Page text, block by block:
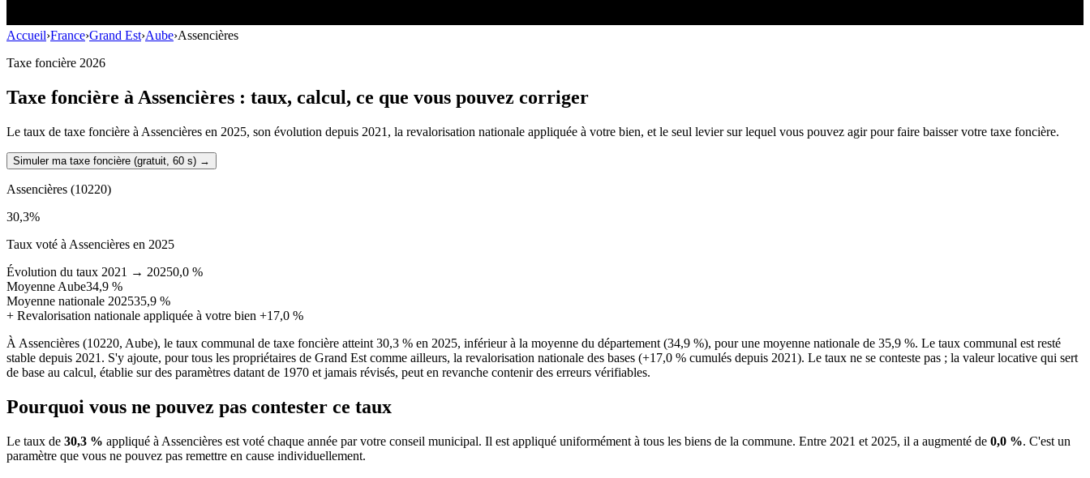
Accueil›France›Grand Est›Aube›Assencières
Taxe foncière 2026
Taxe foncière à Assencières : taux, calcul, ce que vous pouvez corriger
Le taux de taxe foncière à Assencières en 2025, son évolution depuis 2021, la revalorisation nationale appliquée à votre bien, et le seul levier sur lequel vous pouvez agir pour faire baisser votre taxe foncière.
Simuler ma taxe foncière (gratuit, 60 s) →
Assencières (10220)
30,3%
Taux voté à Assencières en 2025
Évolution du taux 2021 → 20250,0 %
Moyenne Aube34,9 %
Moyenne nationale 202535,9 %
+ Revalorisation nationale appliquée à votre bien +17,0 %
À Assencières (10220, Aube), le taux communal de taxe foncière atteint 30,3 % en 2025, inférieur à la moyenne du département (34,9 %), pour une moyenne nationale de 35,9 %. Le taux communal est resté
stable depuis 2021. S'y ajoute, pour tous les propriétaires de Grand Est comme ailleurs, la revalorisation nationale des bases (+17,0 % cumulés depuis 2021). Le taux ne se conteste pas ; la valeur locative qui sert
de base au calcul, établie sur des paramètres datant de 1970 et jamais révisés, peut en revanche contenir des erreurs vérifiables.
Pourquoi vous ne pouvez pas contester ce taux
Le taux de 30,3 % appliqué à Assencières est voté chaque année par votre conseil municipal. Il est appliqué uniformément à tous les biens de la commune. Entre 2021 et 2025, il a augmenté de 0,0 %. C'est un
paramètre que vous ne pouvez pas remettre en cause individuellement.